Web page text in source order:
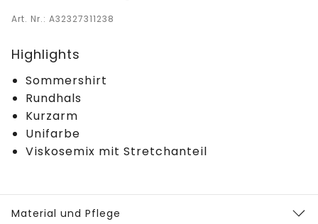
Art. Nr.: A32327311238
Highlights
Sommershirt
Rundhals
Kurzarm
Unifarbe
Viskosemix mit Stretchanteil
Material und Pflege